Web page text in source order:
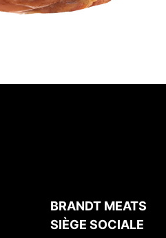
BRANDT MEATS
SIÈGE SOCIALE